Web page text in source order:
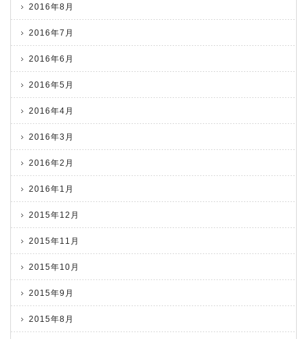
2016年8月
2016年7月
2016年6月
2016年5月
2016年4月
2016年3月
2016年2月
2016年1月
2015年12月
2015年11月
2015年10月
2015年9月
2015年8月